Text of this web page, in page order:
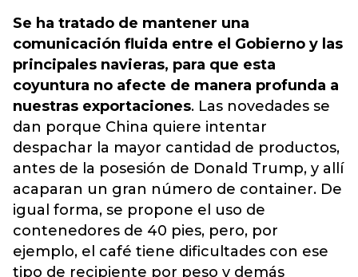
Se ha tratado de mantener una
comunicación fluida entre el Gobierno y las
principales navieras, para que esta
coyuntura no afecte de manera profunda a
nuestras exportaciones. Las novedades se
dan porque China quiere intentar
despachar la mayor cantidad de productos,
antes de la posesión de Donald Trump, y allí
acaparan un gran número de container. De
igual forma, se propone el uso de
contenedores de 40 pies, pero, por
ejemplo, el café tiene dificultades con ese
tipo de recipiente por peso y demás